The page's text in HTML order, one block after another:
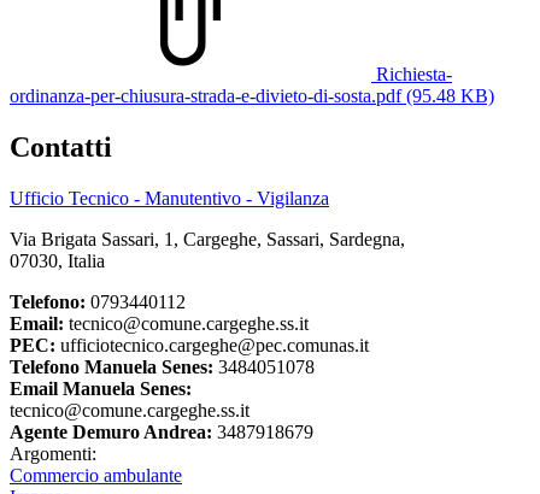
Richiesta-
ordinanza-per-chiusura-strada-e-divieto-di-sosta.pdf (95.48 KB)
Contatti
Ufficio Tecnico - Manutentivo - Vigilanza
Via Brigata Sassari, 1, Cargeghe, Sassari, Sardegna,
07030, Italia
Telefono: 0793440112
Email: tecnico@comune.cargeghe.ss.it
PEC: ufficiotecnico.cargeghe@pec.comunas.it
Telefono Manuela Senes: 3484051078
Email Manuela Senes:
tecnico@comune.cargeghe.ss.it
Agente Demuro Andrea: 3487918679
Argomenti:
Commercio ambulante